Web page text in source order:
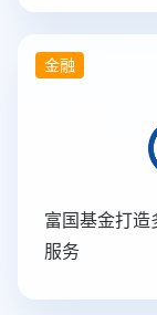
金融
富国基金打
服务